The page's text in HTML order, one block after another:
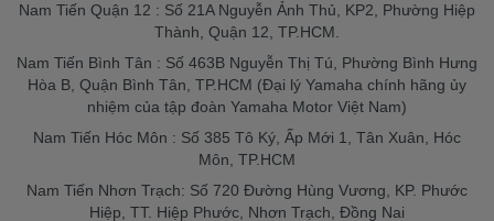
Nam Tiến Quận 12 : Số 21A Nguyễn Ảnh Thủ, KP2, Phường Hiệp
Thành, Quận 12, TP.HCM.
Nam Tiến Bình Tân : Số 463B Nguyễn Thị Tú, Phường Bình Hưng
Hòa B, Quận Bình Tân, TP.HCM (Đại lý Yamaha chính hãng ủy
nhiệm của tập đoàn Yamaha Motor Việt Nam)
Nam Tiến Hóc Môn : Số 385 Tô Ký, Ấp Mới 1, Tân Xuân, Hóc
Môn, TP.HCM
Nam Tiến Nhơn Trạch: Số 720 Đường Hùng Vương, KP. Phước
Hiệp, TT. Hiệp Phước, Nhơn Trạch, Đồng Nai